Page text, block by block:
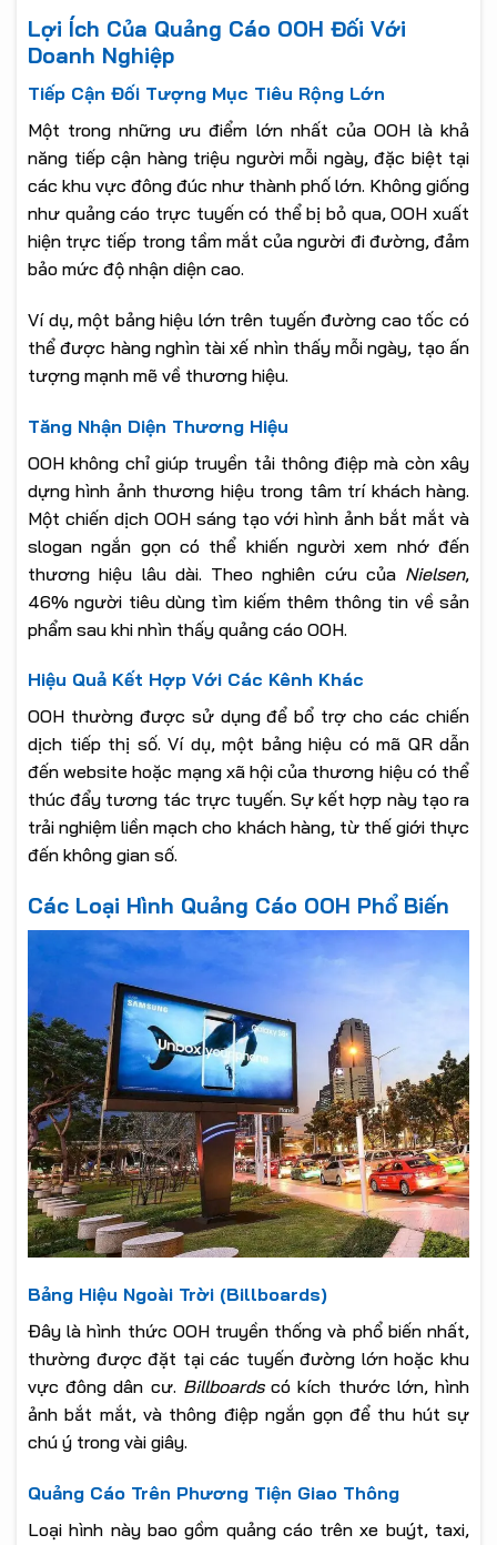
Lợi Ích Của Quảng Cáo OOH Đối Với
Doanh Nghiệp
Tiếp Cận Đối Tượng Mục Tiêu Rộng Lớn
Một trong những ưu điểm lớn nhất của OOH là khả
năng tiếp cận hàng triệu người mỗi ngày, đặc biệt tại
các khu vực đông đúc như thành phố lớn. Không giống
như quảng cáo trực tuyến có thể bị bỏ qua, OOH xuất
hiện trực tiếp trong tầm mắt của người đi đường, đảm
bảo mức độ nhận diện cao.
Ví dụ, một bảng hiệu lớn trên tuyến đường cao tốc có
thể được hàng nghìn tài xế nhìn thấy mỗi ngày, tạo ấn
tượng mạnh mẽ về thương hiệu.
Tăng Nhận Diện Thương Hiệu
OOH không chỉ giúp truyền tải thông điệp mà còn xây
dựng hình ảnh thương hiệu trong tâm trí khách hàng.
Một chiến dịch OOH sáng tạo với hình ảnh bắt mắt và
slogan ngắn gọn có thể khiến người xem nhớ đến
thương hiệu lâu dài. Theo nghiên cứu của Nielsen,
46% người tiêu dùng tìm kiếm thêm thông tin về sản
phẩm sau khi nhìn thấy quảng cáo OOH.
Hiệu Quả Kết Hợp Với Các Kênh Khác
OOH thường được sử dụng để bổ trợ cho các chiến
dịch tiếp thị số. Ví dụ, một bảng hiệu có mã QR dẫn
đến website hoặc mạng xã hội của thương hiệu có thể
thúc đẩy tương tác trực tuyến. Sự kết hợp này tạo ra
trải nghiệm liền mạch cho khách hàng, từ thế giới thực
đến không gian số.
Các Loại Hình Quảng Cáo OOH Phổ Biến
Bảng Hiệu Ngoài Trời (Billboards)
Đây là hình thức OOH truyền thống và phổ biến nhất,
thường được đặt tại các tuyến đường lớn hoặc khu
vực đông dân cư. Billboardscó kích thước lớn, hình
ảnh bắt mắt, và thông điệp ngắn gọn để thu hút sự
chú ý trong vài giây.
Quảng Cáo Trên Phương Tiện Giao Thông
Loại hình này bao gồm quảng cáo trên xe buýt, taxi,